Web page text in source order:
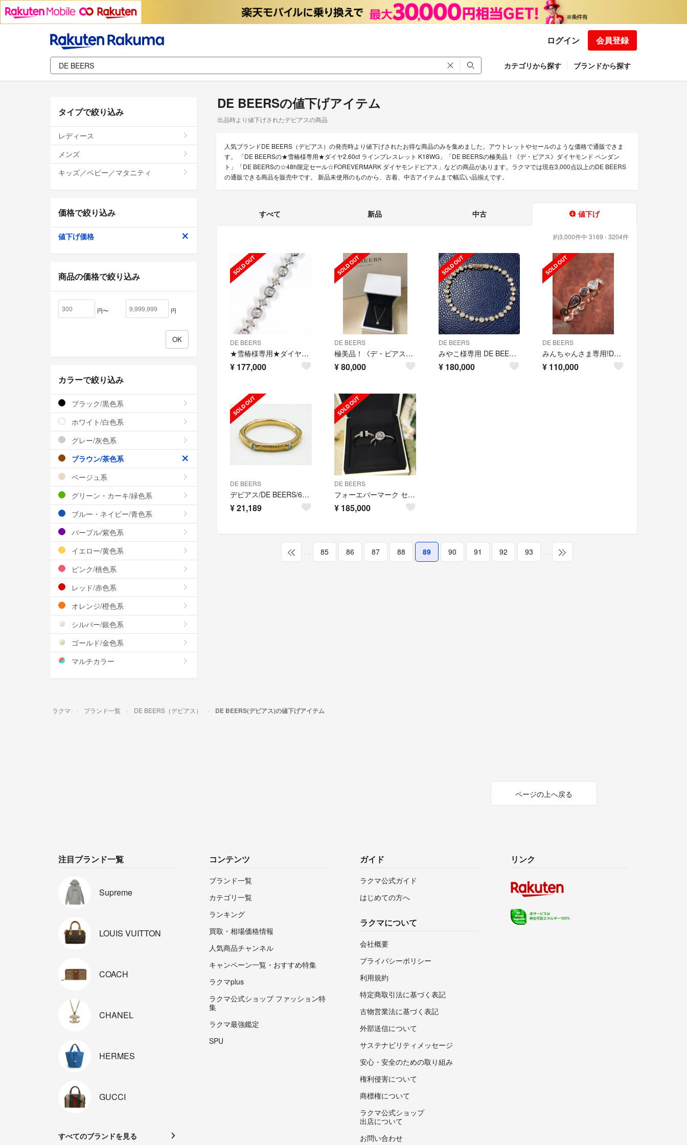
ログイン 会員登録
カテゴリから探す ブランドから探す
DE BEERSの値下げアイテム
出品時より値下げされたデビアスの商品
人気ブランドDE BEERS（デビアス）の発売時より値下げされたお得な商品のみを集めました。アウトレットやセールのような価格で通販できま
す。 「DE BEERSの★雪椿様専用★ダイヤ2.60ct ラインブレスレット K18WG」「DE BEERSの極美品！《デ・ビアス》ダイヤモンド ペンダン
ト」「DE BEERSの☆48h限定セール☆FOREVERMARK ダイヤモンドピアス」などの商品があります。ラクマでは現在3,000点以上のDE BEERS
の通販できる商品を販売中です。 新品未使用のものから、古着、中古アイテムまで幅広い品揃えです。
すべて 新品 中古 値下げ
約3,000件中 3169 - 3204件
DE BEERS
★雪椿様専用★ダイヤ2.60ct ラインブレスレット K18WG
¥ 177,000
DE BEERS
極美品！《デ・ビアス》ダイヤモンド ペンダント
¥80,000
DE BEERS
みやこ様専用 DE BEERS デビアス LINE ブレスレット 2.60ct
¥ 180,000
DE BEERS
みんちゃんさま専用!DeBeersです！750ダイヤリング 11号
¥ 110,000
DE BEERS
デビアス/DE BEERS/6Pダイヤ付リング/指輪/9号/750/18金
¥21,189
DE BEERS
フォーエバーマーク セット
¥ 185,000
… 85 86 87 88 89 90 91 92 93 …
タイプで絞り込み
レディース
メンズ
キッズ／ベビー／マタニティ
価格で絞り込み
値下げ価格
商品の価格で絞り込み
円〜 円
カラーで絞り込み
ブラック/黒色系
ホワイト/白色系
グレー/灰色系
ブラウン/茶色系
ベージュ系
グリーン・カーキ/緑色系
ブルー・ネイビー/青色系
パープル/紫色系
イエロー/黄色系
ピンク/桃色系
レッド/赤色系
オレンジ/橙色系
シルバー/銀色系
ゴールド/金色系
マルチカラー
ラクマ ブランド一覧 DE BEERS（デビアス） DE BEERS(デビアス)の値下げアイテム
ページの上へ戻る
注目ブランド一覧
Supreme
LOUIS VUITTON
COACH
CHANEL
HERMES
GUCCI
すべてのブランドを見る
コンテンツ
ブランド一覧
カテゴリ一覧
ランキング
買取・相場価格情報
人気商品チャンネル
キャンペーン一覧・おすすめ特集
ラクマplus
ラクマ公式ショップ ファッション特
集
ラクマ最強鑑定
SPU
ガイド
ラクマ公式ガイド
はじめての方へ
ラクマについて
会社概要
プライバシーポリシー
利用規約
特定商取引法に基づく表記
古物営業法に基づく表記
外部送信について
サステナビリティメッセージ
安心・安全のための取り組み
権利侵害について
商標権について
ラクマ公式ショップ
出店について
お問い合わせ
リンク